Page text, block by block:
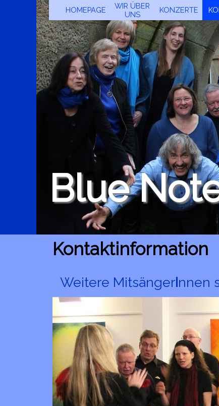
Direkt zum Seiteninhalt
Blue
HOMEPAGE
WIR ÜBER
UNS
▼
KONZERTE
Kontaktinformation
Weitere MitsängerInnen